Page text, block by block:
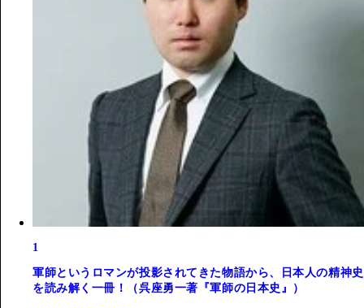
1
軍師というロマンが投影されてきた物語から、日本人の精神史
を読み解く一冊！（呉座勇一著『軍師の日本史』）